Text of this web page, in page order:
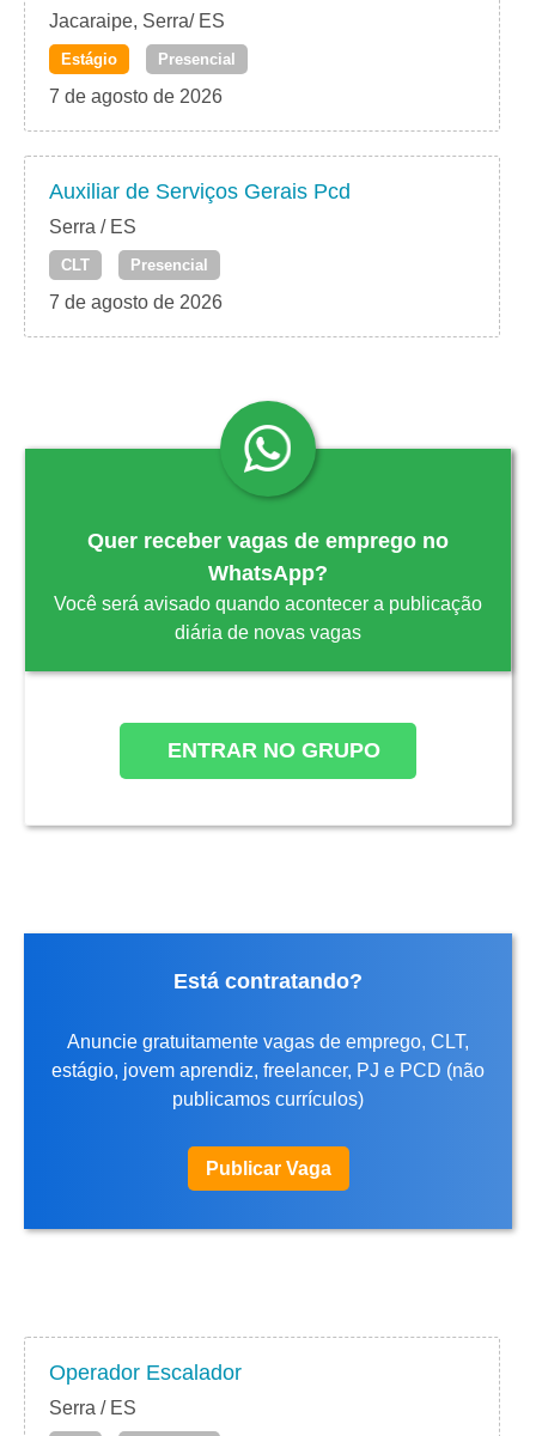
Jacaraipe, Serra/ ES
Estágio Presencial
7 de agosto de 2026
Auxiliar de Serviços Gerais Pcd
Serra / ES
CLT Presencial
7 de agosto de 2026
Quer receber vagas de emprego no
WhatsApp?
Você será avisado quando acontecer a publicação
diária de novas vagas
ENTRAR NO GRUPO
Está contratando?
Anuncie gratuitamente vagas de emprego, CLT,
estágio, jovem aprendiz, freelancer, PJ e PCD (não
publicamos currículos)
Publicar Vaga
Operador Escalador
Serra / ES